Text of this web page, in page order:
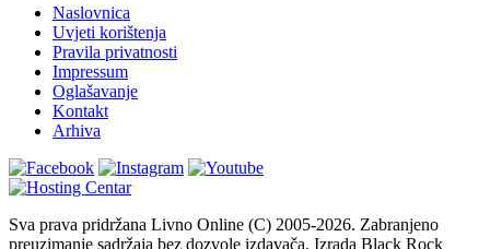
Naslovnica
Uvjeti korištenja
Pravila privatnosti
Impressum
Oglašavanje
Kontakt
Arhiva
Sva prava pridržana Livno Online (C) 2005-2026. Zabranjeno
preuzimanje sadržaja bez dozvole izdavača. Izrada Black Rock